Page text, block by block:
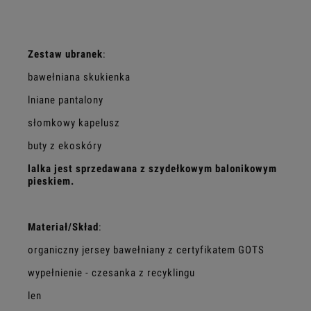
Zestaw ubranek:
bawełniana skukienka
lniane pantalony
słomkowy kapelusz
buty z ekoskóry
lalka jest sprzedawana z szydełkowym balonikowym
pieskiem.
Materiał/Skład:
organiczny jersey bawełniany z certyfikatem GOTS
wypełnienie - czesanka z recyklingu
len